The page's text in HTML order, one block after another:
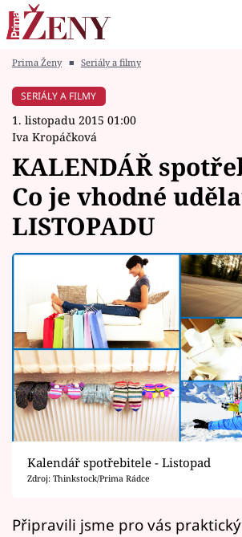
Módní alarm
Témata
Celebrity
Vztahy
Seriály
Horoskopy
Sledujte prima+
Filmový festival Karlovy
Pořady
Mámy sobě
Prima Ženy ■ Seriály a filmy
SERIÁLY A FILMY
1. listopadu 2015 01:00
Iva Kropáčková
KALENDÁŘ
Co je vhodné
LISTOPADU
Kalendář spotřebitele - Listopad
Zdroj: Thinkstock/Prima Rádce
Připravili jsme pro vás praktický